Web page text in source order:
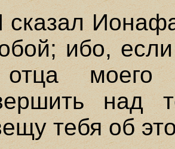
сказал
ибо,
моего
над
тебя об